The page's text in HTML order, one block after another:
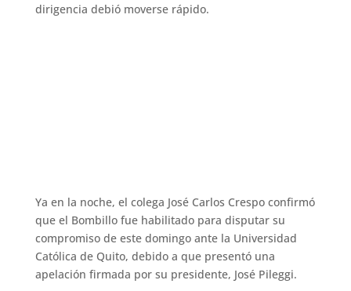
dirigencia debió moverse rápido.
Ya en la noche, el colega José Carlos Crespo confirmó
que el Bombillo fue habilitado para disputar su
compromiso de este domingo ante la Universidad
Católica de Quito, debido a que presentó una
apelación firmada por su presidente, José Pileggi.